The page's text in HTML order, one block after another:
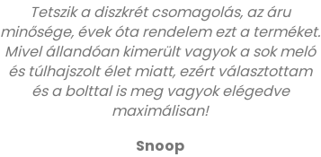
Tetszik a diszkrét csomagolás, az áru
minősége, évek óta rendelem ezt a terméket.
Mivel állandóan kimerült vagyok a sok meló
és túlhajszolt élet miatt, ezért választottam
és a bolttal is meg vagyok elégedve
maximálisan!
Snoop